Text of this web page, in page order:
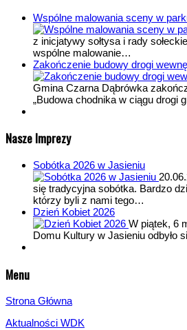
Wspólne malowania sceny w
z inicjatywy sołtysa i rady
wspólne malowanie…
Zakończenie budowy drogi
Gmina Czarna Dąbrówka
„Budowa chodnika w ciągu drogi
Nasze Imprezy
Sobótka 2026 w Jasieniu
się tradycyjna sobótka. Bardzo
którzy byli z nami tego…
Dzień Kobiet 2026
W piątek, 6
Domu Kultury w Jasieniu odbyło
Menu
Strona Główna
Aktualności WDK